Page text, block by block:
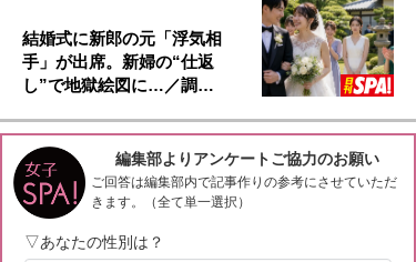
結婚式に新郎の元「浮気相
手」が出席。新婦の“仕返
し”で地獄絵図に…／調…